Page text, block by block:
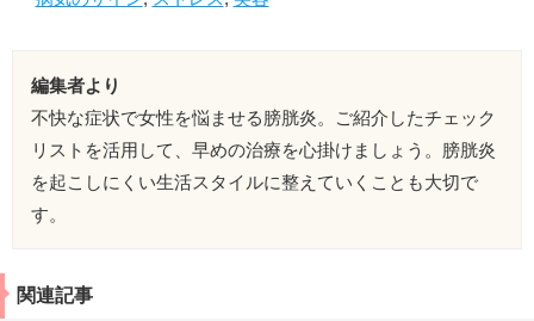
編集者より
不快な症状で女性を悩ませる膀胱炎。ご紹介したチェック
リストを活用して、早めの治療を心掛けましょう。膀胱炎
を起こしにくい生活スタイルに整えていくことも大切で
す。
関連記事